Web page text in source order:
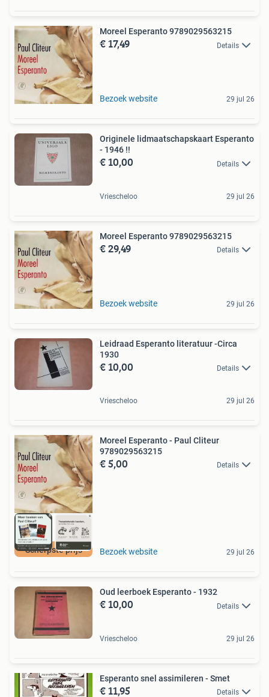
Moreel Esperanto 9789029563215
€ 17,49 Details
Bezoek website 29 jul 26
Originele lidmaatschapskaart Esperanto
- 1946 !!
€ 10,00 Details
Vriescheloo 29 jul 26
Moreel Esperanto 9789029563215
€ 29,49 Details
Bezoek website 29 jul 26
Leidraad Esperanto literatuur -Circa
1930
€ 10,00 Details
Vriescheloo 29 jul 26
Scherpste prijs
Moreel Esperanto - Paul Cliteur
9789029563215
€ 5,00 Details
Bezoek website 29 jul 26
Oud leerboek Esperanto - 1932
€ 10,00 Details
Vriescheloo 29 jul 26
Esperanto snel assimileren - Smet
€ 11,95 Details